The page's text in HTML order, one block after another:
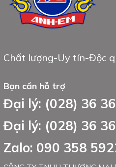
Chất lượng-Uy tín-Độc
Bạn cần hỗ trợ
Đại lý: (028) 36
Đại lý: (028) 36
Zalo: 090 358